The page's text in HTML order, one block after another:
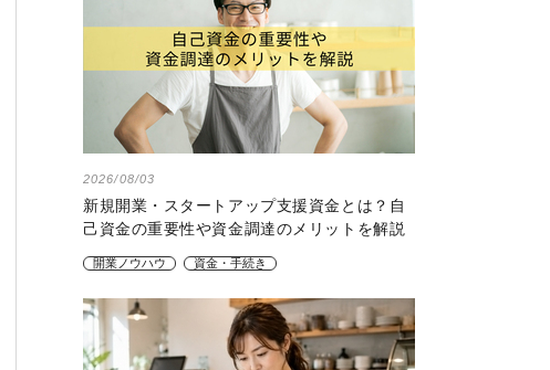
2026/08/03
新規開業・スタートアップ支援資金とは？自
己資金の重要性や資金調達のメリットを解説
開業ノウハウ 資金・手続き